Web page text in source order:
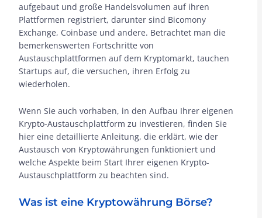
aufgebaut und große Handelsvolumen auf ihren
Plattformen registriert, darunter sind Bicomony
Exchange, Coinbase und andere. Betrachtet man die
bemerkenswerten Fortschritte von
Austauschplattformen auf dem Kryptomarkt, tauchen
Startups auf, die versuchen, ihren Erfolg zu
wiederholen.
Wenn Sie auch vorhaben, in den Aufbau Ihrer eigenen
Krypto-Austauschplattform zu investieren, finden Sie
hier eine detaillierte Anleitung, die erklärt, wie der
Austausch von Kryptowährungen funktioniert und
welche Aspekte beim Start Ihrer eigenen Krypto-
Austauschplattform zu beachten sind.
Was ist eine Kryptowährung Börse?